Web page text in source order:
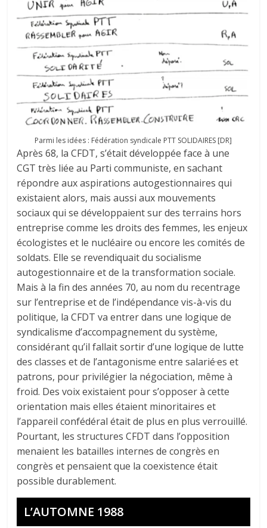
Parmi les idées : Fédération syndicale PTT SOLIDAIRES [DR]
Après 68, la CFDT, s’était développée face à une
CGT très liée au Parti communiste, en sachant
répondre aux aspirations autogestionnaires qui
existaient alors, mais aussi aux mouvements
sociaux qui se développaient sur des terrains hors
entreprise comme les droits des femmes, les enjeux
écologistes et le nucléaire ou encore les comités de
soldats. Elle se revendiquait du socialisme
autogestionnaire et de la transformation sociale.
Mais à la fin des années 70, au nom du recentrage
sur l’entreprise et de l’indépendance vis-à-vis du
politique, la CFDT va entrer dans une logique de
syndicalisme d’accompagnement du système,
considérant qu’il fallait sortir d’une logique de lutte
des classes et de l’antagonisme entre salarié·es et
patrons, pour privilégier la négociation, même à
froid. Des voix existaient pour s’opposer à cette
orientation mais elles étaient minoritaires et
l’appareil confédéral était de plus en plus verrouillé.
Pourtant, les structures CFDT dans l’opposition
menaient les batailles internes de congrès en
congrès et pensaient que la coexistence était
possible durablement.
L’AUTOMNE 1988